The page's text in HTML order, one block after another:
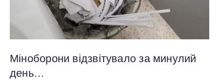
Міноборони відзвітувало за минулий
день…